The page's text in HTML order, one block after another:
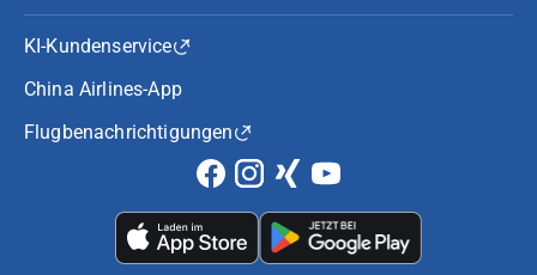
KI-Kundenservice
China Airlines-App
Flugbenachrichtigungen